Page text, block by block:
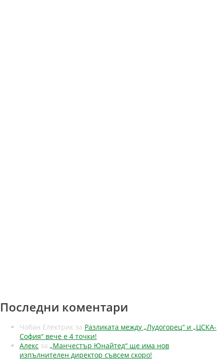
Последни коментари
Чобан Електрик за Разликата между „Лудогорец“ и „ЦСКА-
София“ вече е 4 точки!
Алекс за „Манчестър Юнайтед“ ще има нов
изпълнителен директор съвсем скоро!